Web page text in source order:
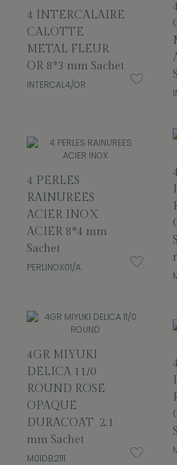
4 INTERCALAIRE
CALOTTE
METAL FLEUR
OR 8*3 mm Sachet
INTERCAL4/OR
4 PERLES
RAINUREES
ACIER INOX
ACIER 8*4 mm
Sachet
PERLINOX01/A
4GR MIYUKI
DELICA 11/0
ROUND ROSE
OPAQUE
DURACOAT 2.1
mm Sachet
M01DB2111